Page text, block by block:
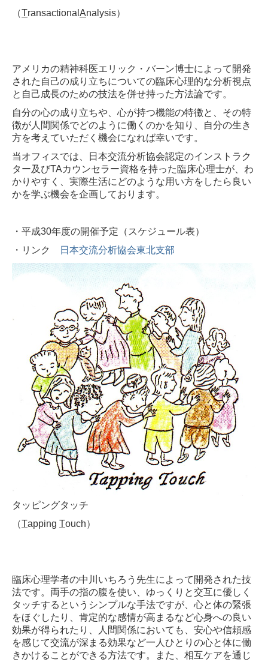
（Transactional Analysis）
アメリカの精神科医エリック・バーン博士によって開発
された自己の成り立ちについての臨床心理的な分析視点
と自己成長のための技法を併せ持った方法論です。
自分の心の成り立ちや、心が持つ機能の特徴と、その特
徴が人間関係でどのように働くのかを知り、自分の生き
方を考えていただく機会になれば幸いです。
当オフィスでは、日本交流分析協会認定のインストラク
ター及びTAカウンセラー資格を持った臨床心理士が、わ
かりやすく、実際生活にどのような用い方をしたら良い
かを学ぶ機会を企画しております。
・ 平成30年度の開催予定（スケジュール表）
・リンク
日本交流分析協会東北支部
タッピングタッチ
（Tapping Touch）
臨床心理学者の中川いちろう先生によって開発された技
法です。両手の指の腹を使い、ゆっくりと交互に優しく
タッチするというシンプルな手法ですが、心と体の緊張
をほぐしたり、肯定的な感情が高まるなど心身への良い
効果が得られたり、人間関係においても、安心や信頼感
を感じて交流が深まる効果など一人ひとりの心と体に働
きかけることができる方法です。また、相互ケアを通じ